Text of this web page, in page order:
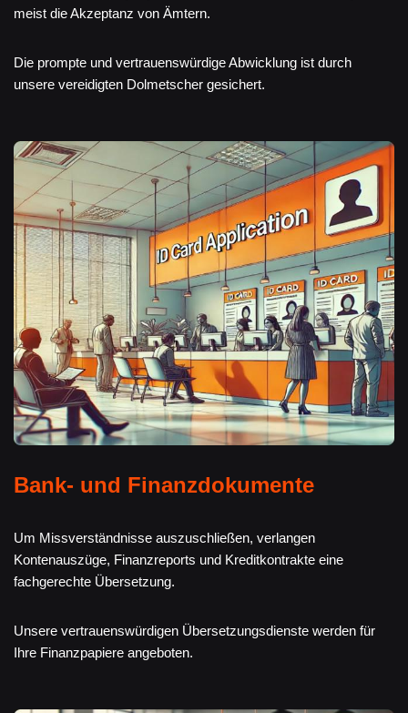
meist die Akzeptanz von Ämtern.
Die prompte und vertrauenswürdige Abwicklung ist durch
unsere vereidigten Dolmetscher gesichert.
Bank- und Finanzdokumente
Um Missverständnisse auszuschließen, verlangen
Kontenauszüge, Finanzreports und Kreditkontrakte eine
fachgerechte Übersetzung.
Unsere vertrauenswürdigen Übersetzungsdienste werden für
Ihre Finanzpapiere angeboten.